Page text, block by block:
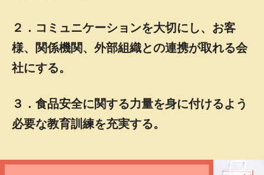
２．コミュニケーションを大切にし、お客
様、関係機関、外部組織との連携が取れる会
社にする。
３．食品安全に関する力量を身に付けるよう
必要な教育訓練を充実する。